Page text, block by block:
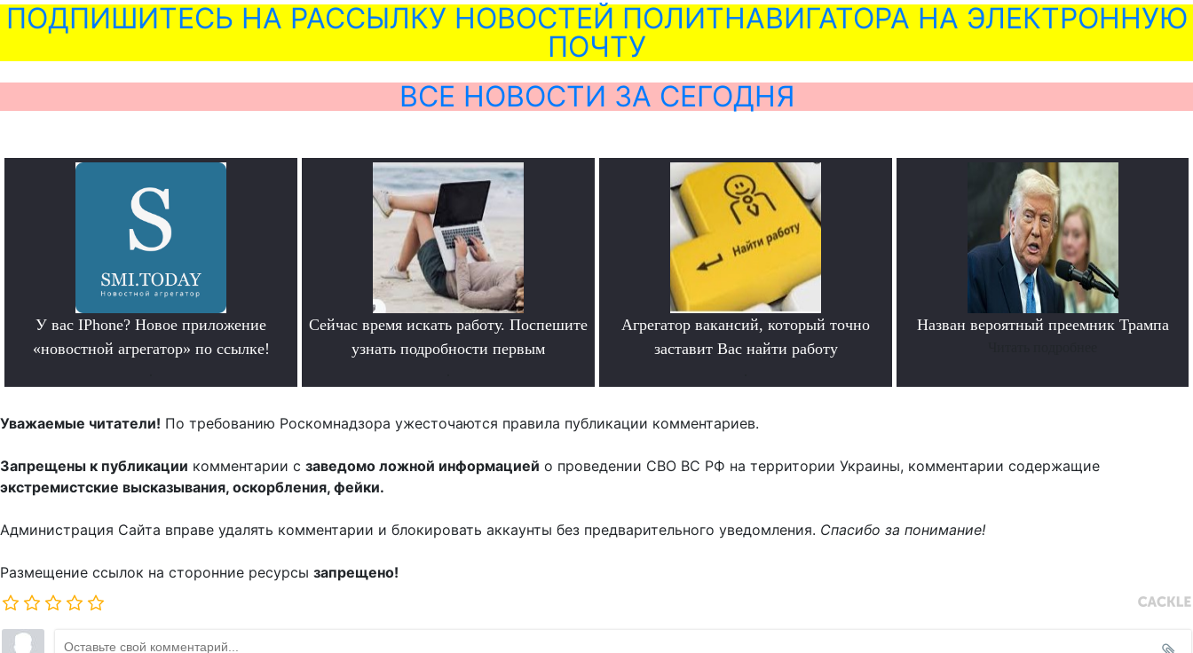
ПОДПИШИТЕСЬ НА РАССЫЛКУ НОВОСТЕЙ ПОЛИТНАВИГАТОРА НА ЭЛЕКТРОННУЮ
ПОЧТУ
ВСЕ НОВОСТИ ЗА СЕГОДНЯ
У вас IPhone? Новое приложение
«новостной агрегатор» по ссылке!
Сейчас время искать работу. Поспешите
узнать подробности первым
Агрегатор вакансий, который точно
заставит Вас найти работу
Назван вероятный преемник Трампа
Уважаемые читатели! По требованию Роскомнадзора ужесточаются правила публикации комментариев.
Запрещены к публикации комментарии с заведомо ложной информацией о проведении СВО ВС РФ на территории Украины, комментарии содержащие
экстремистские высказывания, оскорбления, фейки.
Администрация Сайта вправе удалять комментарии и блокировать аккаунты без предварительного уведомления. Спасибо за понимание!
Размещение ссылок на сторонние ресурсы запрещено!